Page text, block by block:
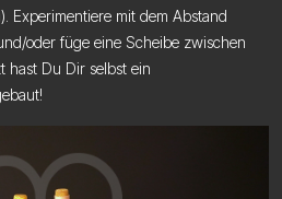
Experimentiere mit dem Abstand
oder füge eine Scheibe zwischen
hast Du Dir selbst ein